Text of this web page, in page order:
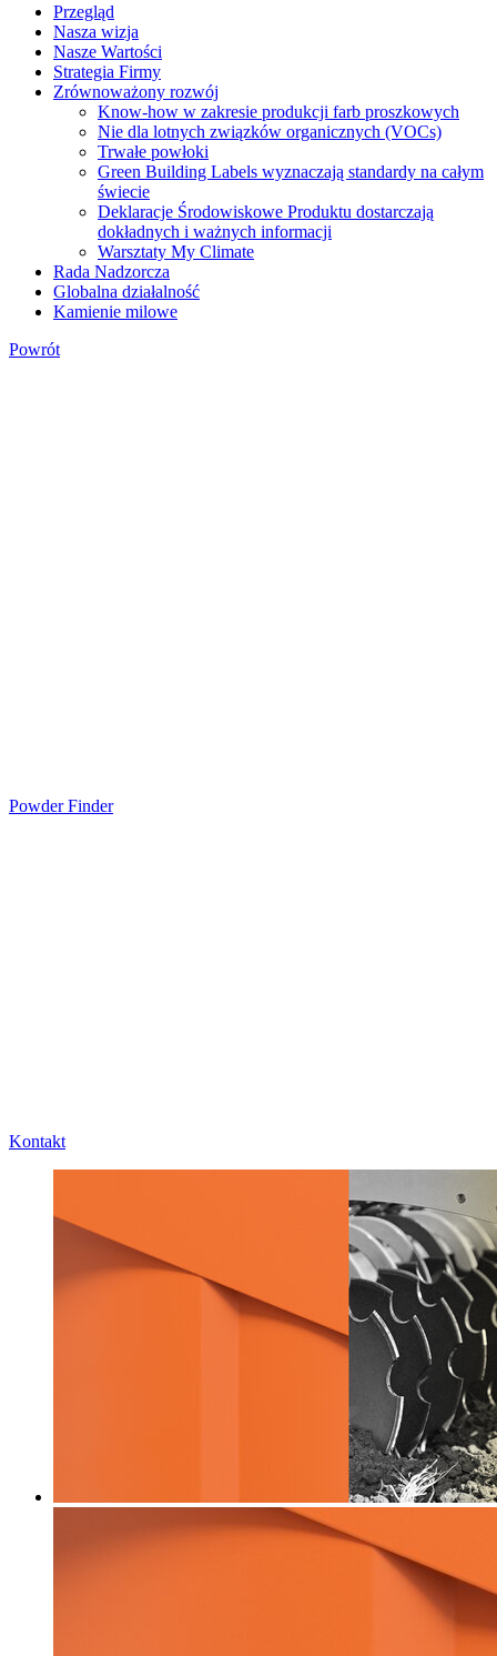
Przegląd
Nasza wizja
Nasze Wartości
Strategia Firmy
Zrównoważony rozwój
Know-how w zakresie produkcji farb proszkowych
Nie dla lotnych związków organicznych (VOCs)
Trwałe powłoki
Green Building Labels wyznaczają standardy na całym
świecie
Deklaracje Środowiskowe Produktu dostarczają
dokładnych i ważnych informacji
Warsztaty My Climate
Rada Nadzorcza
Globalna działalność
Kamienie milowe
Powrót
Powder Finder
Kontakt